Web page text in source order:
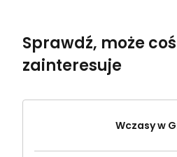
Sprawdź, może
zainteresuje
Wczasy w